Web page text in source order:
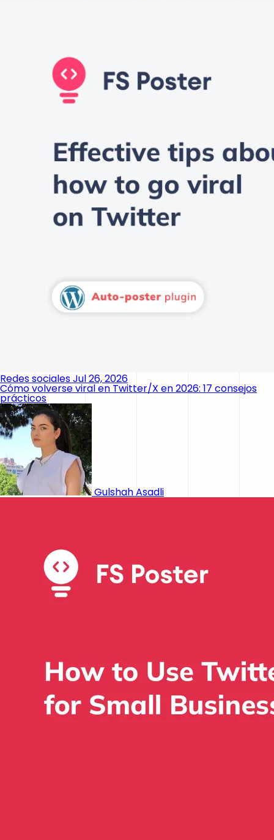
Redes socialesJul 26, 2026
Cómo volverse viral en Twitter/X en 2026: 17 consejos
prácticos
Gulshah Asadli